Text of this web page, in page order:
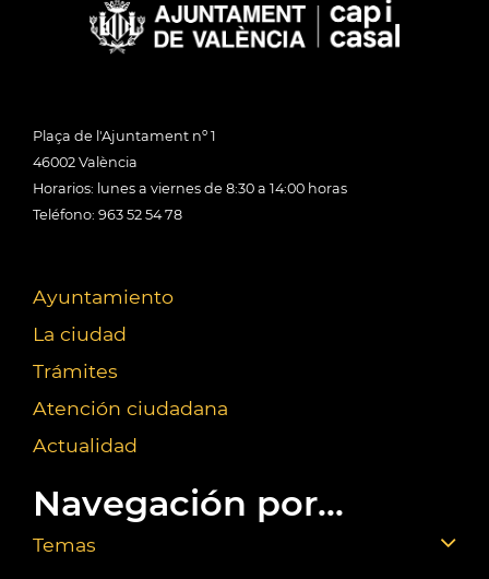
Plaça de l'Ajuntament nº 1
46002 València
Horarios: lunes a viernes de 8:30 a 14:00 horas
Teléfono: 963 52 54 78
Ayuntamiento
La ciudad
Trámites
Atención ciudadana
Actualidad
Navegación por...
Temas